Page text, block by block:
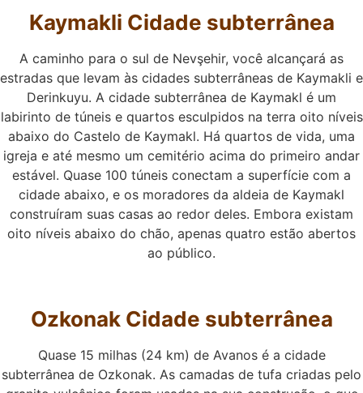
Kaymakli Cidade subterrânea
A caminho para o sul de Nevşehir, você alcançará as
estradas que levam às cidades subterrâneas de Kaymakli e
Derinkuyu. A cidade subterrânea de Kaymakl é um
labirinto de túneis e quartos esculpidos na terra oito níveis
abaixo do Castelo de Kaymakl. Há quartos de vida, uma
igreja e até mesmo um cemitério acima do primeiro andar
estável. Quase 100 túneis conectam a superfície com a
cidade abaixo, e os moradores da aldeia de Kaymakl
construíram suas casas ao redor deles. Embora existam
oito níveis abaixo do chão, apenas quatro estão abertos
ao público.
Ozkonak Cidade subterrânea
Quase 15 milhas (24 km) de Avanos é a cidade
subterrânea de Ozkonak. As camadas de tufa criadas pelo